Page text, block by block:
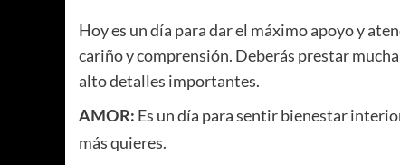
Hoy es un día para dar el máximo apoyo y
cariño y comprensión. Deberás prestar
alto detalles importantes.
AMOR: Es un día para sentir bienestar
más quieres.